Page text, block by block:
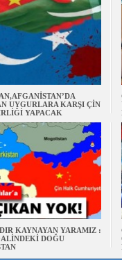
UYGURLARA KARŞI ÇİN
YAPACAK
KAYNAYAN YARAMIZ :
DOĞU